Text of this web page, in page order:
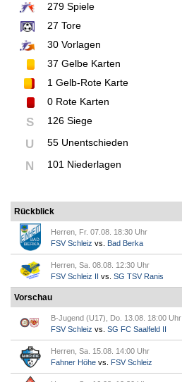
279 Spiele
27 Tore
30 Vorlagen
37 Gelbe Karten
1 Gelb-Rote Karte
0 Rote Karten
S 126 Siege
U 55 Unentschieden
N 101 Niederlagen
Rückblick
Herren, Fr. 07.08. 18:30 Uhr
FSV Schleiz vs. Bad Berka
Herren, Sa. 08.08. 12:30 Uhr
FSV Schleiz II
vs. SG TSV Ranis
Vorschau
B-Jugend (U17), Do. 13.08. 18:00 Uhr
FSV Schleiz vs. SG FC Saalfeld II
Herren, Sa. 15.08. 14:00 Uhr
Fahner Höhe vs. FSV Schleiz